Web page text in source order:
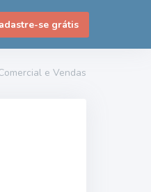
se grátis
e Vendas